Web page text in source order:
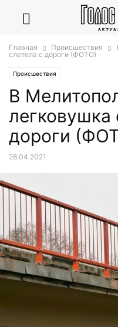
Главная Происшествия
слетела с дороги (ФОТО)
Происшествия
В
легковушка
дороги
28.04.2021